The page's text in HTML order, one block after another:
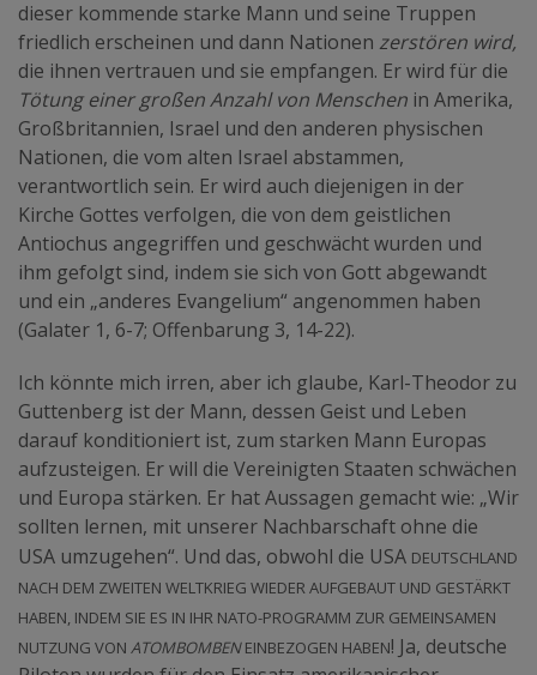
dieser kommende starke Mann und seine Truppen
friedlich erscheinen und dann Nationen zerstören wird,
die ihnen vertrauen und sie empfangen. Er wird für die
Tötung einer großen Anzahl von Menschen in Amerika,
Großbritannien, Israel und den anderen physischen
Nationen, die vom alten Israel abstammen,
verantwortlich sein. Er wird auch diejenigen in der
Kirche Gottes verfolgen, die von dem geistlichen
Antiochus angegriffen und geschwächt wurden und
ihm gefolgt sind, indem sie sich von Gott abgewandt
und ein „anderes Evangelium“ angenommen haben
(Galater 1, 6-7; Offenbarung 3, 14-22).
Ich könnte mich irren, aber ich glaube, Karl-Theodor zu
Guttenberg ist der Mann, dessen Geist und Leben
darauf konditioniert ist, zum starken Mann Europas
aufzusteigen. Er will die Vereinigten Staaten schwächen
und Europa stärken. Er hat Aussagen gemacht wie: „Wir
sollten lernen, mit unserer Nachbarschaft ohne die
USA umzugehen“. Und das, obwohl die USA Deutschland
nach dem Zweiten Weltkrieg wieder aufgebaut und gestärkt
haben, indem sie es in ihr NATO-Programm zur gemeinsamen
Nutzung vonAtombombeneinbezogen haben! Ja, deutsche